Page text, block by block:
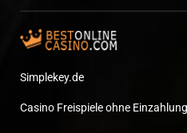
Simplekey.de
Casino Freispiele ohne Einzahlung